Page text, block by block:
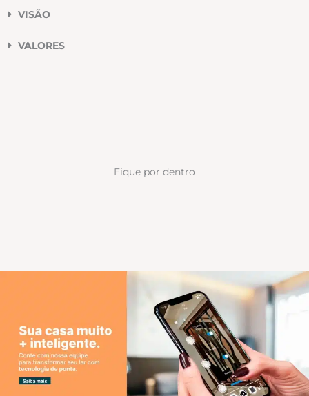
VISÃO
VALORES
Fique por dentro